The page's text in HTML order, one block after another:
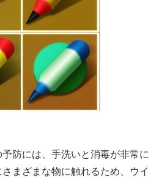
防には、手洗いと消毒が非常に
まざまな物に触れるため、ウイ